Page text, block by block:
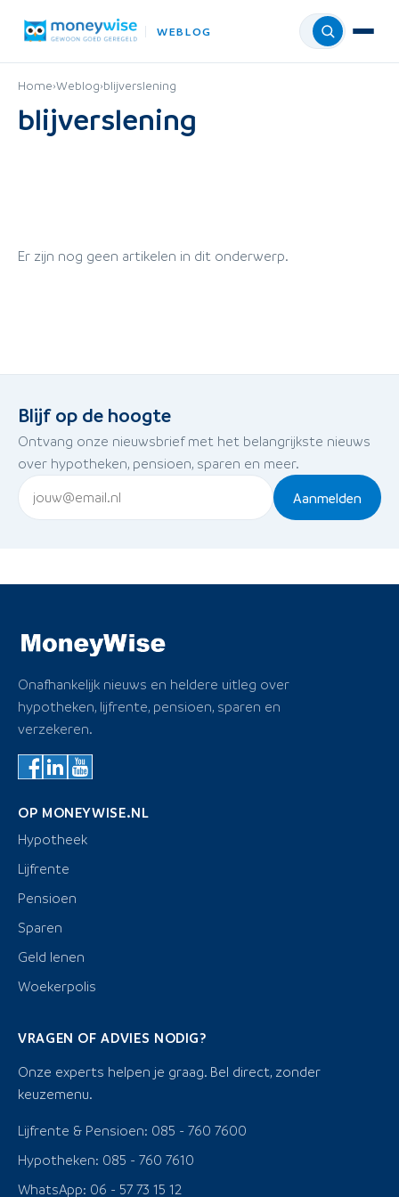
WEBLOG Menu
Home›Weblog›blijverslening
blijverslening
Er zijn nog geen artikelen in dit onderwerp.
Blijf op de hoogte
Ontvang onze nieuwsbrief met het belangrijkste nieuws
over hypotheken, pensioen, sparen en meer.
Aanmelden
Onafhankelijk nieuws en heldere uitleg over
hypotheken, lijfrente, pensioen, sparen en
verzekeren.
OP MONEYWISE.NL
Hypotheek
Lijfrente
Pensioen
Sparen
Geld lenen
Woekerpolis
VRAGEN OF ADVIES NODIG?
Onze experts helpen je graag. Bel direct, zonder
keuzemenu.
Lijfrente & Pensioen: 085 - 760 7600
Hypotheken: 085 - 760 7610
WhatsApp: 06 - 57 73 15 12